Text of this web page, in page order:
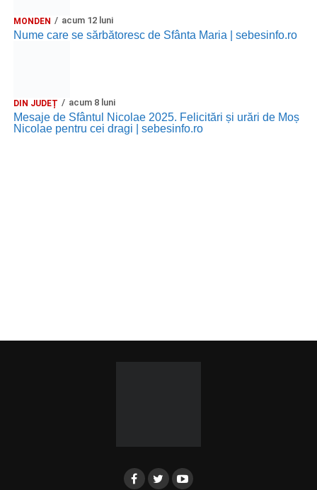
MONDEN acum 12 luni
Nume care se sărbătoresc de Sfânta Maria | sebesinfo.ro
DIN JUDEȚ acum 8 luni
Mesaje de Sfântul Nicolae 2025. Felicitări și urări de Moș
Nicolae pentru cei dragi | sebesinfo.ro